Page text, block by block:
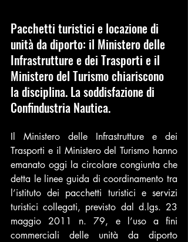
Pacchetti turistici e locazione di
unità da diporto: il Ministero delle
Infrastrutture e dei Trasporti e il
Ministero del Turismo chiariscono
la disciplina. La soddisfazione di
Confindustria Nautica.
Il Ministero delle Infrastrutture e dei
Trasporti e il Ministero del Turismo hanno
emanato oggi la circolare congiunta che
detta le linee guida di coordinamento tra
l’istituto dei pacchetti turistici e servizi
turistici collegati, previsto dal d.lgs. 23
maggio 2011 n. 79, e l’uso a fini
commerciali delle unità da diporto